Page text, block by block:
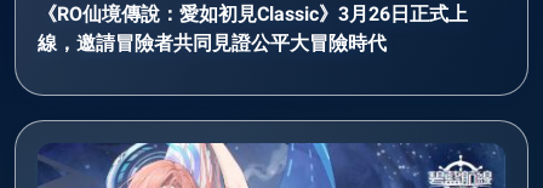
《RO仙境傳說：愛如初見Classic》3月26日正式上
線，邀請冒險者共同見證公平大冒險時代